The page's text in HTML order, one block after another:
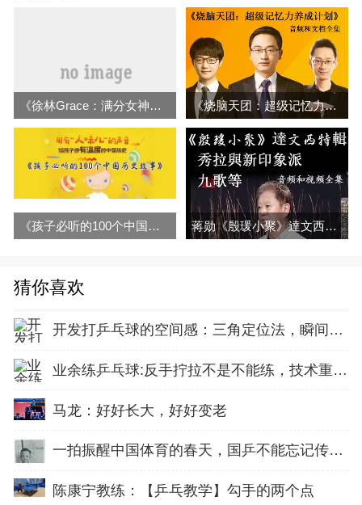
《徐林Grace：满分女神修炼记》音频全集百度网盘百度云下载 《烧脑天团：超级记忆力养成计划音频和文档全集百度云百度网盘下载》
《孩子必听的100个中国历史故事》音频全集百度网盘下载 蒋勋《殷瑗小聚》達文西特輯秀拉與新印象派九歌音频和视频全集百度云百度网盘下载
猜你喜欢
开发打乒乓球的空间感：三角定位法，瞬间找准最佳击球点
业余练乒乓球:反手拧拉不是不能练，技术重点就不在手上
马龙：好好长大，好好变老
一拍振醒中国体育的春天，国乒不能忘记传奇前辈这份初心！
陈康宁教练：【乒乓教学】勾手的两个点